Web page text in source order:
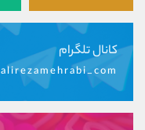
کانال تلگرام
alirezamehrabi_com